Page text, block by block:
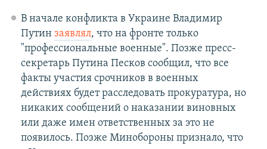
В начале конфликта в Украине Владимир
Путин заявлял, что на фронте только
"профессиональные военные". Позже пресс-
секретарь Путина Песков сообщил, что все
факты участия срочников в военных
действиях будет расследовать прокуратура, но
никаких сообщений о наказании виновных
или даже имен ответственных за это не
появилось. Позже Минобороны признало, что